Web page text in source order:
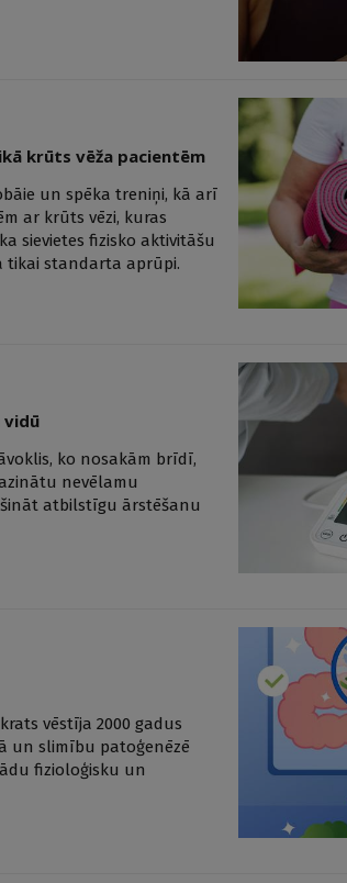
krūts vēža pacientēm
un spēka treniņi, kā arī
ar krūts vēzi, kuras
sievietes fizisko aktivitāšu
tikai standarta aprūpi.
vidū
ko nosakām brīdī,
nevēlamu
atbilstīgu ārstēšanu
vēstīja 2000 gadus
un slimību patoģenēzē
fizioloģisku un